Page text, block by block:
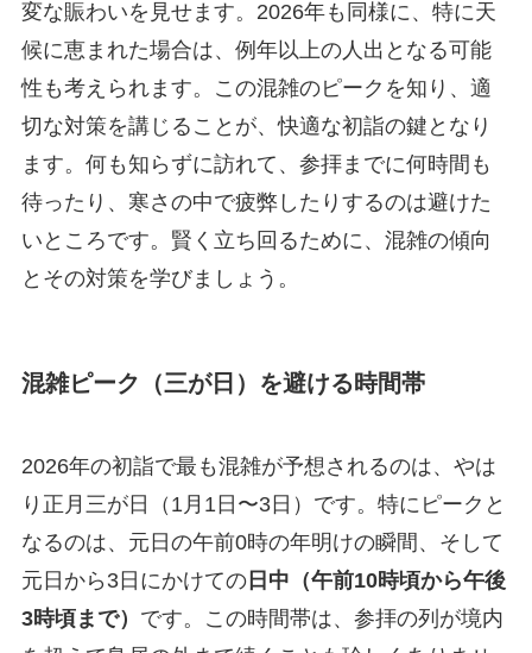
変な賑わいを見せます。2026年も同様に、特に天
候に恵まれた場合は、例年以上の人出となる可能
性も考えられます。この混雑のピークを知り、適
切な対策を講じることが、快適な初詣の鍵となり
ます。何も知らずに訪れて、参拝までに何時間も
待ったり、寒さの中で疲弊したりするのは避けた
いところです。賢く立ち回るために、混雑の傾向
とその対策を学びましょう。
混雑ピーク（三が日）を避ける時間帯
2026年の初詣で最も混雑が予想されるのは、やは
り正月三が日（1月1日〜3日）です。特にピークと
なるのは、元日の午前0時の年明けの瞬間、そして
元日から3日にかけての日中（午前10時頃から午後
3時頃まで） です。この時間帯は、参拝の列が境内